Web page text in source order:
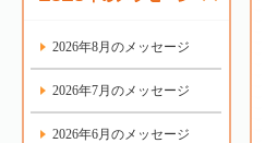
2026年8月のメッセージ
2026年7月のメッセージ
2026年6月のメッセージ